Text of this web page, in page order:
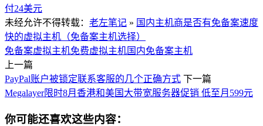
付24美元
未经允许不得转载： 老左笔记 » 国内主机商是否有免备案速度
快的虚拟主机（免备案主机选择）
免备案虚拟主机免费虚拟主机国内免备案主机
上一篇
PayPal账户被锁定联系客服的几个正确方式 下一篇
Megalayer限时8月香港和美国大带宽服务器促销 低至月599元
你可能还喜欢这些内容：